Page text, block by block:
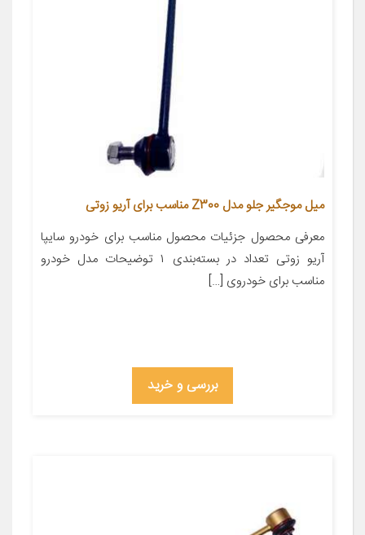
میل موجگیر جلو مدل Z300 مناسب برای آریو زوتی
معرفی محصول جزئیات محصول مناسب برای خودرو سایپا
آریو زوتی تعداد در بسته‌بندی ۱ توضیحات مدل خودرو
مناسب برای خودروی […]
بررسی و خرید